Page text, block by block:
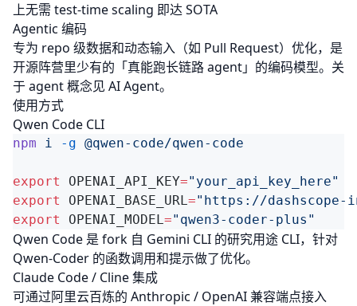
上无需 test-time scaling 即达 SOTA
Agentic 编码
专为 repo 级数据和动态输入（如 Pull Request）优化，是
开源阵营里少有的「真能跑长链路 agent」的编码模型。关
于 agent 概念见 AI Agent。
使用方式
Qwen Code CLI
npm i -g
export OPENAI_API_KEY=
export
OPENAI_BASE_URL=
export
OPENAI_MODEL=
Qwen Code 是 fork 自 Gemini CLI 的研究用途 CLI，针对
Qwen-Coder 的函数调用和提示做了优化。
Claude Code / Cline 集成
可通过阿里云百炼的 Anthropic / OpenAI 兼容端点接入